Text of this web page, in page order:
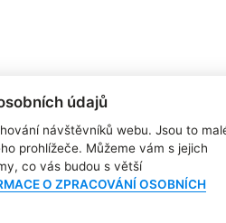
údajů
návštěvníků webu. Jsou to
prohlížeče. Můžeme vám s jejich
co vás budou s větší
O ZPRACOVÁNÍ OSOBNÍCH